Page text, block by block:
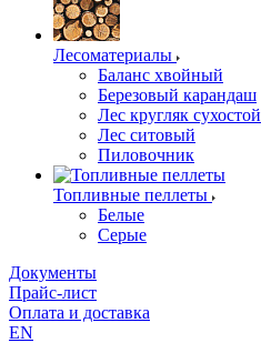
Лесоматериалы
Баланс хвойный
Березовый карандаш
Лес кругляк сухостой
Лес ситовый
Пиловочник
Топливные пеллеты
Белые
Серые
Документы
Прайс-лист
Оплата и доставка
EN